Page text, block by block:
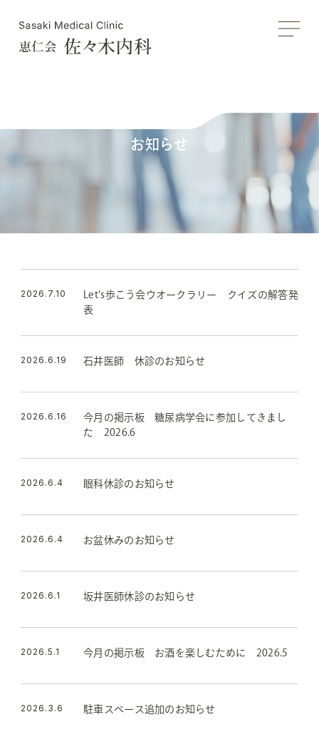
お知らせ
2026.7.10
Let’s歩こう会ウオークラリー クイズの解答発
表
2026.6.19 石井医師 休診のお知らせ
2026.6.16
今月の掲示板 糖尿病学会に参加してきまし
た 2026.6
2026.6.4 眼科休診のお知らせ
2026.6.4 お盆休みのお知らせ
2026.6.1 坂井医師休診のお知らせ
2026.5.1 今月の掲示板 お酒を楽しむために 2026.5
2026.3.6 駐車スペース追加のお知らせ